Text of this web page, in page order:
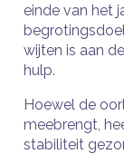
einde van het
wijten is aan
hulp.
Hoewel de
meebrengt,
stabiliteit